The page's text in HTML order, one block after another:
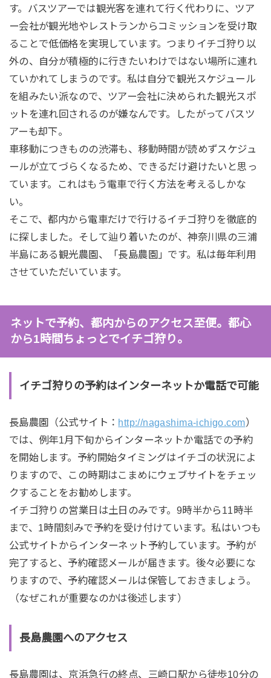
す。バスツアーでは観光客を連れて行く代わりに、ツア
ー会社が観光地やレストランからコミッションを受け取
ることで低価格を実現しています。つまりイチゴ狩り以
外の、自分が積極的に行きたいわけではない場所に連れ
ていかれてしまうのです。私は自分で観光スケジュール
を組みたい派なので、ツアー会社に決められた観光スポ
ットを連れ回されるのが嫌なんです。したがってバスツ
アーも却下。
車移動につきものの渋滞も、移動時間が読めずスケジュ
ールが立てづらくなるため、できるだけ避けたいと思っ
ています。これはもう電車で行く方法を考えるしかな
い。
そこで、都内から電車だけで行けるイチゴ狩りを徹底的
に探しました。そして辿り着いたのが、神奈川県の三浦
半島にある観光農園、「長島農園」です。私は毎年利用
させていただいています。
ネットで予約、都内からのアクセス至便。都心
から1時間ちょっとでイチゴ狩り。
イチゴ狩りの予約はインターネットか電話で可能
長島農園（公式サイト： http://nagashima-ichigo.com）
では、例年1月下旬からインターネットか電話での予約
を開始します。予約開始タイミングはイチゴの状況によ
りますので、この時期はこまめにウェブサイトをチェッ
クすることをお勧めします。
イチゴ狩りの営業日は土日のみです。9時半から11時半
まで、1時間刻みで予約を受け付けています。私はいつも
公式サイトからインターネット予約しています。予約が
完了すると、予約確認メールが届きます。後々必要にな
りますので、予約確認メールは保管しておきましょう。
（なぜこれが重要なのかは後述します）
長島農園へのアクセス
長島農園は、京浜急行の終点、三崎口駅から徒歩10分の